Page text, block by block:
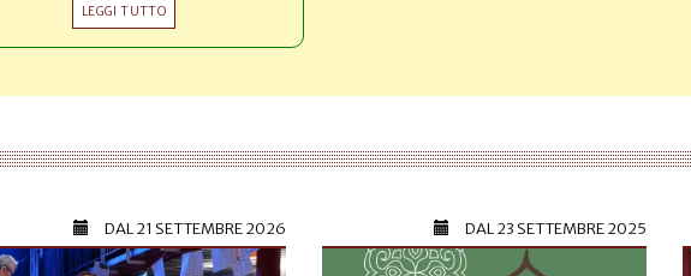
LEGGI TUTTO
DAL21 SETTEMBRE 2026 DAL23 SETTEMBRE 2025